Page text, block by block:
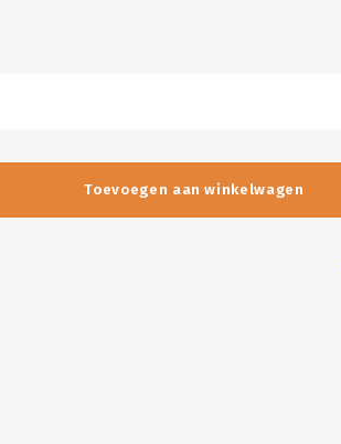
Toevoegen aan winkelwagen